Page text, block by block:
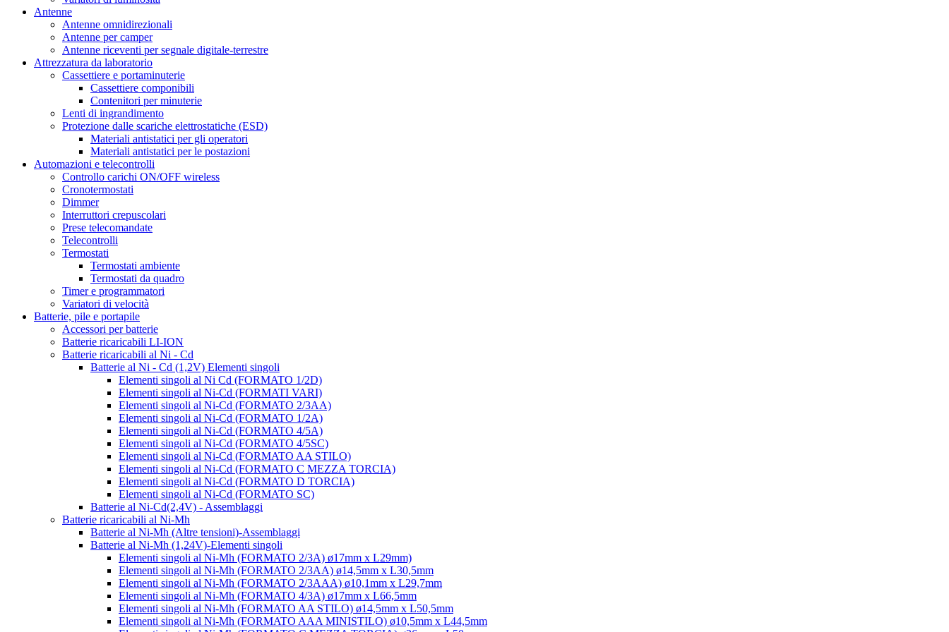
Antenne
Antenne omnidirezionali
Antenne per camper
Antenne riceventi per segnale digitale-terrestre
Attrezzatura da laboratorio
Cassettiere e portaminuterie
Cassettiere componibili
Contenitori per minuterie
Lenti di ingrandimento
Protezione dalle scariche elettrostatiche (ESD)
Materiali antistatici per gli operatori
Materiali antistatici per le postazioni
Automazioni e telecontrolli
Controllo carichi ON/OFF wireless
Cronotermostati
Dimmer
Interruttori crepuscolari
Prese telecomandate
Telecontrolli
Termostati
Termostati ambiente
Termostati da quadro
Timer e programmatori
Variatori di velocità
Batterie, pile e portapile
Accessori per batterie
Batterie ricaricabili LI-ION
Batterie ricaricabili al Ni - Cd
Batterie al Ni - Cd (1,2V) Elementi singoli
Elementi singoli al Ni Cd (FORMATO 1/2D)
Elementi singoli al Ni-Cd (FORMATI VARI)
Elementi singoli al Ni-Cd (FORMATO 2/3AA)
Elementi singoli al Ni-Cd (FORMATO 1/2A)
Elementi singoli al Ni-Cd (FORMATO 4/5A)
Elementi singoli al Ni-Cd (FORMATO 4/5SC)
Elementi singoli al Ni-Cd (FORMATO AA STILO)
Elementi singoli al Ni-Cd (FORMATO C MEZZA TORCIA)
Elementi singoli al Ni-Cd (FORMATO D TORCIA)
Elementi singoli al Ni-Cd (FORMATO SC)
Batterie al Ni-Cd(2,4V) - Assemblaggi
Batterie ricaricabili al Ni-Mh
Batterie al Ni-Mh (Altre tensioni)-Assemblaggi
Batterie al Ni-Mh (1,24V)-Elementi singoli
Elementi singoli al Ni-Mh (FORMATO 2/3A) ø17mm x L29mm)
Elementi singoli al Ni-Mh (FORMATO 2/3AA) ø14,5mm x L30,5mm
Elementi singoli al Ni-Mh (FORMATO 2/3AAA) ø10,1mm x L29,7mm
Elementi singoli al Ni-Mh (FORMATO 4/3A) ø17mm x L66,5mm
Elementi singoli al Ni-Mh (FORMATO AA STILO) ø14,5mm x L50,5mm
Elementi singoli al Ni-Mh (FORMATO AAA MINISTILO) ø10,5mm x L44,5mm